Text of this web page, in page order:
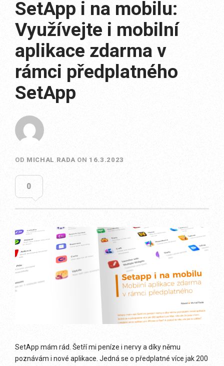
SetApp i na mobilu:
Využívejte i mobilní
aplikace zdarma v
rámci předplatného
SetApp
OD MICHAL RADA ON 16.3.2023
0
SetApp mám rád. Šetří mi peníze i nervy a díky němu
poznávám i nové aplikace. Jedná se o předplatné více jak 200